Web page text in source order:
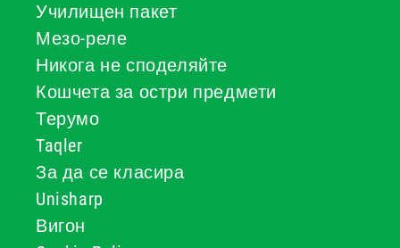
Училищен пакет
Мезо-реле
Никога не споделяйте
Кошчета за остри предмети
Терумо
Taqler
За да се класира
Unisharp
Вигон